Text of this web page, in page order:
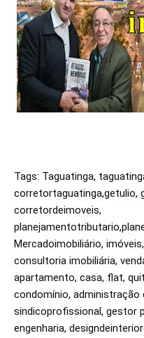
Tags: Taguatinga,
corretortaguatinga,getulio,
corretordeimoveis,
Mercadoimobiliário,
consultoria imobiliária,
apartamento, casa, flat,
condomínio, administração
sindicoprofissional, gestor
engenharia,